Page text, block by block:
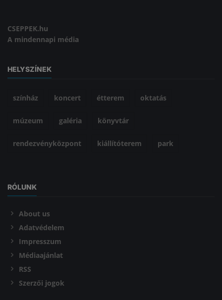
CSEPPEK.hu
A mindennapi média
HELYSZÍNEK
színház koncert étterem oktatás
múzeum galéria könyvtár
rendezvényközpont kiállítóterem park
RÓLUNK
About us
Adatvédelem
Impresszum
Médiaajánlat
RSS
Szerzői jogok